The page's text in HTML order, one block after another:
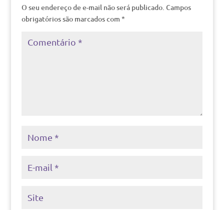
O seu endereço de e-mail não será publicado. Campos
obrigatórios são marcados com *